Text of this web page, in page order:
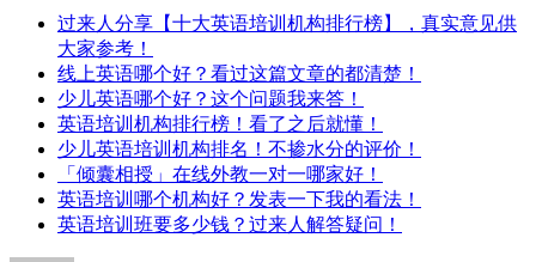
过来人分享【十大英语培训机构排行榜】，真实意见供
大家参考！
线上英语哪个好？看过这篇文章的都清楚！
少儿英语哪个好？这个问题我来答！
英语培训机构排行榜！看了之后就懂！
少儿英语培训机构排名！不掺水分的评价！
「倾囊相授」在线外教一对一哪家好！
英语培训哪个机构好？发表一下我的看法！
英语培训班要多少钱？过来人解答疑问！